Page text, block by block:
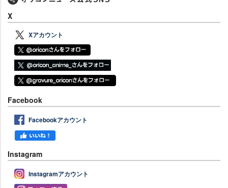
X
Xアカウント
Facebook
Facebookアカウント
Instagram
Instagramアカウント